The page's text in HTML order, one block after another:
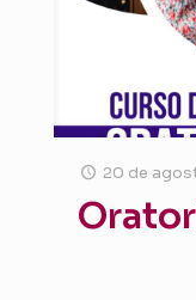
20 de